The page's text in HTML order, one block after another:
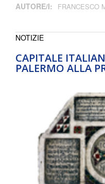
AUTORE/I: FRANCESCO
CAPITALE
PALERMO ALLA
NOTIZIE